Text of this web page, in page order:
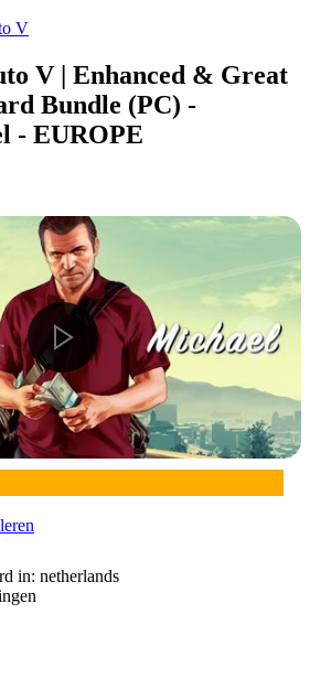
V
V | Enhanced & Great
Bundle (PC) -
- EUROPE
in: netherlands